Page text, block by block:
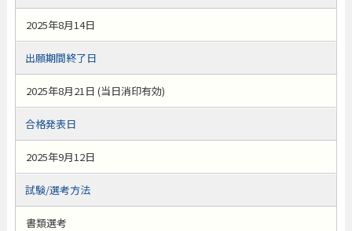
2025年8月14日
出願期間終了日
2025年8月21日 (当日消印有効)
合格発表日
2025年9月12日
試験/選考方法
書類選考